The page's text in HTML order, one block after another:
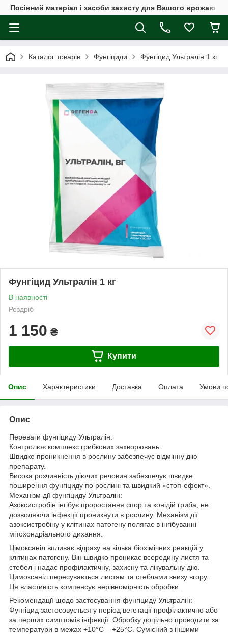
Посівний матеріал і засоби захисту для Вашого врожаю
Каталог товарів Фунгіциди Фунгіцид Ультралін 1 кг
Фунгіцид Ультралін 1 кг
В наявності
Роздріб
1 150 ₴
Купити
Опис Характеристики Доставка Оплата Умови
Опис
Переваги фунгіциду Ультралін:
Контролює комплекс грибкових захворювань.
Швидке проникнення в рослину забезпечує відмінну дію
препарату.
Висока розчинність діючих речовин забезпечує швидке
поширення фунгіциду по рослині та швидкий «стоп-ефект».
Механізм дії фунгіциду Ультралін:
Азоксистробін інгібує проростання спор та конідій гриба, не
дозволяючи інфекції проникнути в рослину. Механізм дії
азоксистробіну у клітинах патогену полягає в інгібуванні
мітохондріального дихання.
Цімоксаніл впливає відразу на кілька біохімічних реакцій у
клітинах патогену. Він швидко проникає всередину листя та
стебел і надає профілактичну, захисну та лікувальну дію.
Цимоксаніл пересувається листям та стеблами знизу вгору.
Ця властивість компенсує нерівномірність обробки.
Рекомендації щодо застосування фунгіциду Ультралін:
Фунгіцид застосовується у період вегетації профілактично або
за перших симптомів інфекції. Обробку доцільно проводити за
температури в межах +10°С – +25°С. Сумісний з іншими